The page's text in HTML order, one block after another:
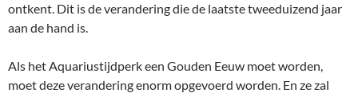
ontkent. Dit is de verandering die de laatste tweeduizend jaar
aan de hand is.
Als het Aquariustijdperk een Gouden Eeuw moet worden,
moet deze verandering enorm opgevoerd worden. En ze zal